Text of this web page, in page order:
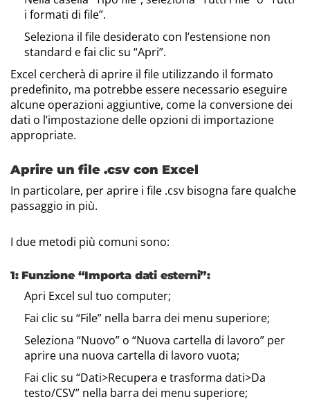
i formati di file”.
Seleziona il file desiderato con l’estensione non
standard e fai clic su “Apri”.
Excel cercherà di aprire il file utilizzando il formato
predefinito, ma potrebbe essere necessario eseguire
alcune operazioni aggiuntive, come la conversione dei
dati o l’impostazione delle opzioni di importazione
appropriate.
Aprire un file .csv con Excel
In particolare, per aprire i file .csv bisogna fare qualche
passaggio in più.
I due metodi più comuni sono:
1: Funzione “Importa dati esterni”:
Apri Excel sul tuo computer;
Fai clic su “File” nella barra dei menu superiore;
Seleziona “Nuovo” o “Nuova cartella di lavoro” per
aprire una nuova cartella di lavoro vuota;
Fai clic su “Dati>Recupera e trasforma dati>Da
testo/CSV” nella barra dei menu superiore;